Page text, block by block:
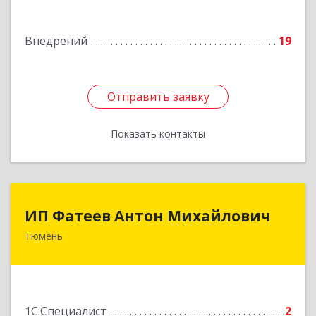
Внедрений 19
Отправить заявку
Показать контакты
Отправить заявку
Назад
ИП Фатеев Антон Михайлович
Тюмень
1С:Специалист 2
ИП Фатеев Антон Михайлович
625046, Тюменская обл, Тюмень г, Майский